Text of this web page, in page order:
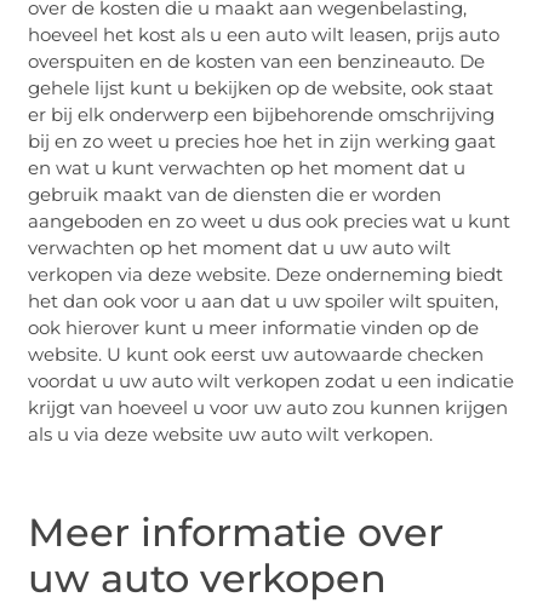
over de kosten die u maakt aan wegenbelasting,
hoeveel het kost als u een auto wilt leasen, prijs auto
overspuiten en de kosten van een benzineauto. De
gehele lijst kunt u bekijken op de website, ook staat
er bij elk onderwerp een bijbehorende omschrijving
bij en zo weet u precies hoe het in zijn werking gaat
en wat u kunt verwachten op het moment dat u
gebruik maakt van de diensten die er worden
aangeboden en zo weet u dus ook precies wat u kunt
verwachten op het moment dat u uw auto wilt
verkopen via deze website. Deze onderneming biedt
het dan ook voor u aan dat u uw spoiler wilt spuiten,
ook hierover kunt u meer informatie vinden op de
website. U kunt ook eerst uw autowaarde checken
voordat u uw auto wilt verkopen zodat u een indicatie
krijgt van hoeveel u voor uw auto zou kunnen krijgen
als u via deze website uw auto wilt verkopen.
Meer informatie over
uw auto verkopen